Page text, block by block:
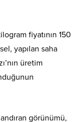
fiyatının 150
yapılan saha
üretim
görünümü,